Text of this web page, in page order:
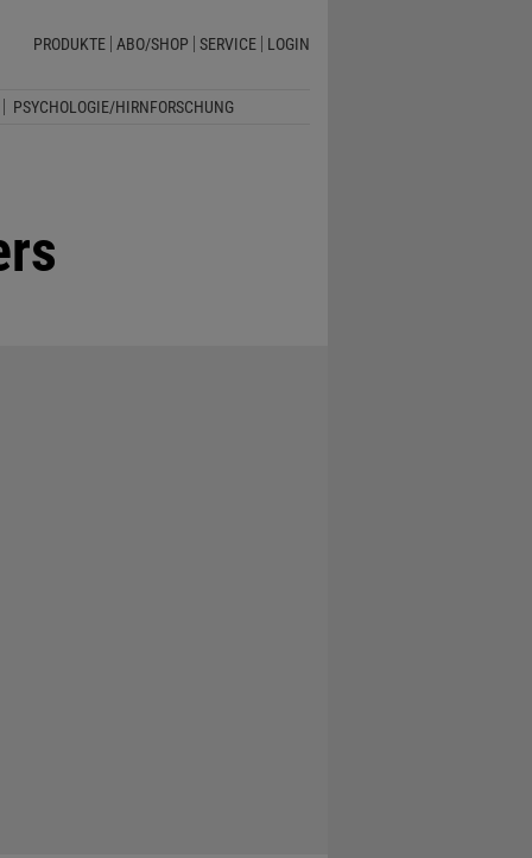
PRODUKTE ABO/SHOP SERVICE LOGIN
PSYCHOLOGIE/HIRNFORSCHUNG